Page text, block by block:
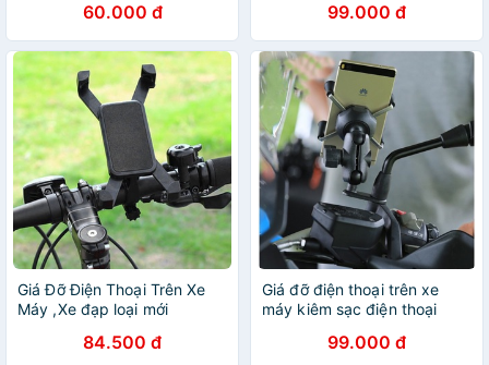
60.000 đ 99.000 đ
Giá Đỡ Điện Thoại Trên Xe
Máy ,Xe đạp loại mới
84.500 đ
Giá đỡ điện thoại trên xe
máy kiêm sạc điện thoại
99.000 đ